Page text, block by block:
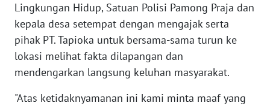
Lingkungan Hidup, Satuan Polisi Pamong Praja dan
kepala desa setempat dengan mengajak serta
pihak PT. Tapioka untuk bersama-sama turun ke
lokasi melihat fakta dilapangan dan
mendengarkan langsung keluhan masyarakat.
"Atas ketidaknyamanan ini kami minta maaf yang
WN
SULTENG
WN
SULBAR